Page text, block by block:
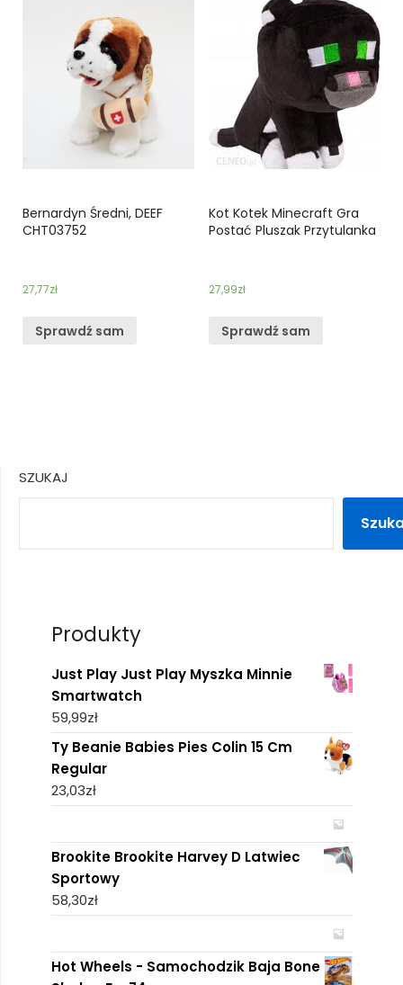
Bernardyn Średni, DEEF
CHT03752
27,77zł
Sprawdź sam
Kot Kotek Minecraft Gra
Postać Pluszak Przytulanka
27,99zł
Sprawdź sam
SZUKAJ
Produkty
Just Play Just Play Myszka Minnie
Smartwatch
59,99zł
Ty Beanie Babies Pies Colin 15 Cm
Regular
23,03zł
Brookite Brookite Harvey D Latwiec
Sportowy
58,30zł
Hot Wheels - Samochodzik Baja Bone